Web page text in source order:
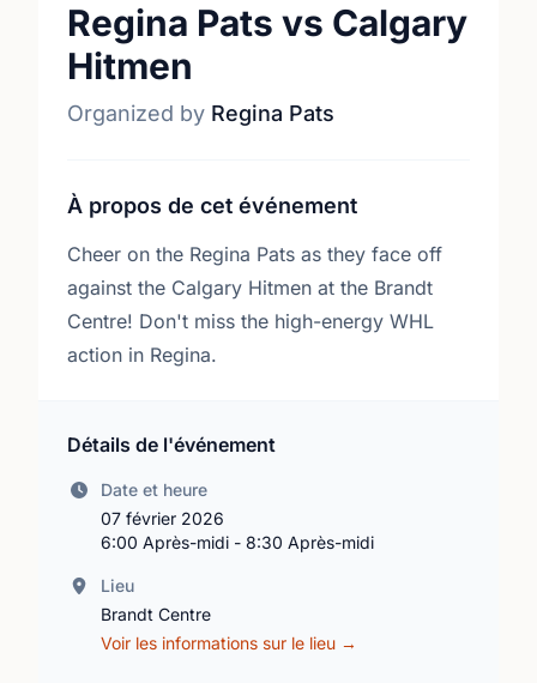
Regina Pats vs Calgary
Hitmen
Organized by Regina Pats
À propos de cet événement
Cheer on the Regina Pats as they face off
against the Calgary Hitmen at the Brandt
Centre! Don't miss the high-energy WHL
action in Regina.
Détails de l'événement
Date et heure
07 février 2026
6:00 Après-midi - 8:30 Après-midi
Lieu
Brandt Centre
Voir les informations sur le lieu →